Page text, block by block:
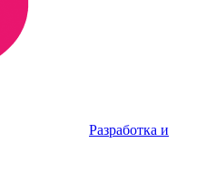
Разработка и